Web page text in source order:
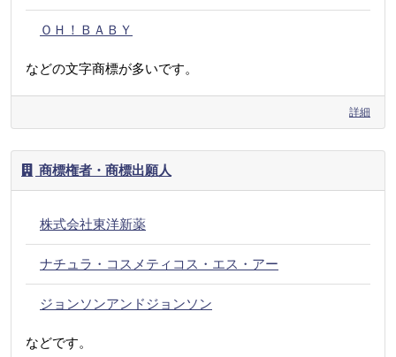
ＯＨ！ＢＡＢＹ
などの文字商標が多いです。
詳細
商標権者・商標出願人
株式会社東洋新薬
ナチュラ・コスメティコス・エス・アー
ジョンソンアンドジョンソン
などです。